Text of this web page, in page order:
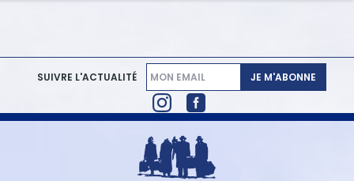
SUIVRE L'ACTUALITÉ JE M'ABONNE